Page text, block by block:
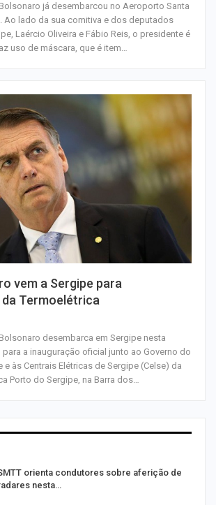
já desembarcou no Aeroporto Santa
Ao lado da sua comitiva e dos deputados
Laércio Oliveira e Fábio Reis, o presidente é
uso de máscara, que é item…
vem a Sergipe para
Termoelétrica
desembarca em Sergipe nesta
para a inauguração oficial junto ao Governo do
e às Centrais Elétricas de Sergipe (Celse) da
Porto do Sergipe, na Barra dos…
orienta condutores sobre aferição de
nesta…